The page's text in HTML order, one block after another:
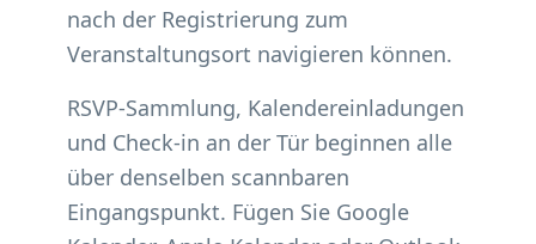
nach der Registrierung zum
Veranstaltungsort navigieren können.
RSVP-Sammlung, Kalendereinladungen
und Check-in an der Tür beginnen alle
über denselben scannbaren
Eingangspunkt. Fügen Sie Google